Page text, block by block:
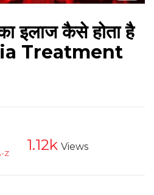
इलाज कैसे होता है
Treatment
Z 1.12k Views